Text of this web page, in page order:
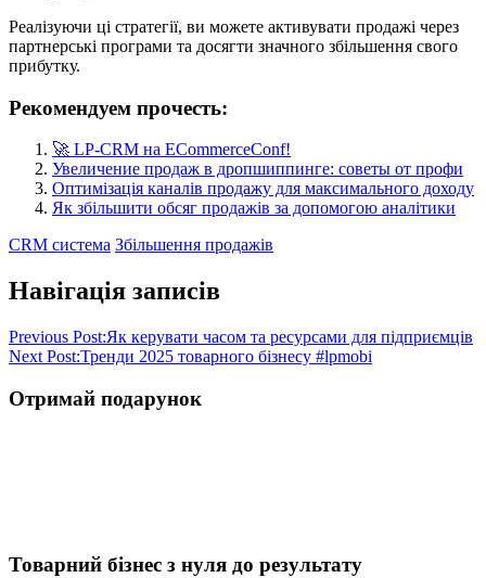
Реалізуючи ці стратегії, ви можете активувати продажі через
партнерські програми та досягти значного збільшення свого
прибутку.
Рекомендуем прочесть:
🚀 LP-CRM на ECommerceConf!
Увеличение продаж в дропшиппинге: советы от профи
Оптимізація каналів продажу для максимального доходу
Як збільшити обсяг продажів за допомогою аналітики
CRM система Збільшення продажів
Навігація записів
Previous Post:Як керувати часом та ресурсами для підприємців
Next Post:Тренди 2025 товарного бізнесу #lpmobi
Отримай подарунок
Товарний бізнес з нуля до результату